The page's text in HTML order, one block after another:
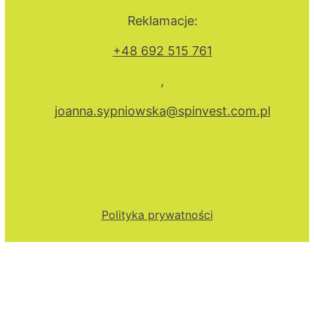
Reklamacje:
+48 692 515 761
,
joanna.sypniowska@spinvest.com.pl
Polityka prywatności